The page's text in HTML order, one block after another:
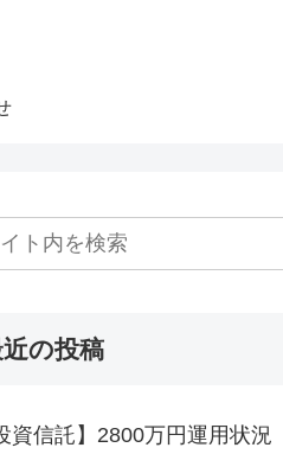
の投稿
資信託】2800万円運用状況